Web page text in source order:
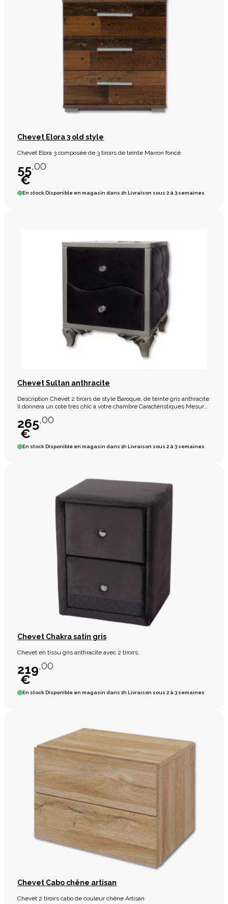
Chevet Elora 3 old style
Chevet Elora 3 composée de 3 tiroirs de teinte Marron foncé
55,00
€
En stockDisponible en magasin dans 1h Livraison sous 2 à 3 semaines
Chevet Sultan anthracite
Description Chevet 2 tiroirs de style Baroque, de teinte gris anthracite
il donnera un coté très chic à votre chambre Caractèristiques Mesures
Gris anthracite Montage : Monté.
265,00
€
En stockDisponible en magasin dans 1h Livraison sous 2 à 3 semaines
Chevet Chakra satin gris
Chevet en tissu gris anthracite avec 2 tiroirs.
219,00
€
En stockDisponible en magasin dans 1h Livraison sous 2 à 3 semaines
Chevet Cabo chêne artisan
Chevet 2 tiroirs cabo de couleur chêne Artisan